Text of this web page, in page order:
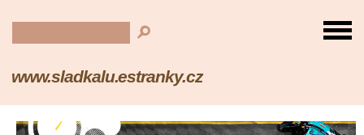
www.sladkalu.estranky.cz